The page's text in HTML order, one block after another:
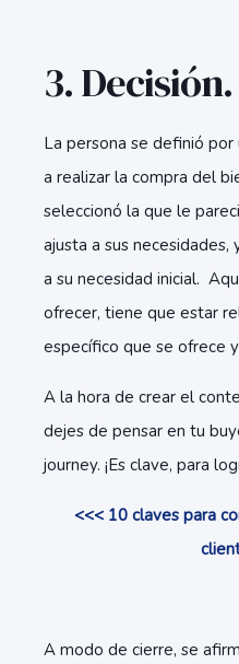
3. Decisión.
La persona se definió
a realizar la compra del
seleccionó la que le
ajusta a sus
a su necesidad inicial.
ofrecer, tiene que estar
específico que se ofrece
A la hora de crear el
dejes de pensar en tu
journey. ¡Es clave, para
<<< 10 claves para
A modo de cierre, se